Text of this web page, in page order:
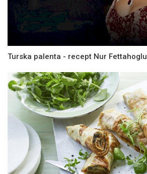
Turska palenta - recept Nur Fettahoglu